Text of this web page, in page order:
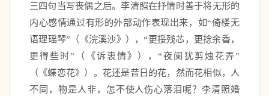
三四句当写丧偶之后。李清照在抒情时善于将无形的
内心感情通过有形的外部动作表现出来，如“倚楼无
语理瑶琴”（《浣溪沙》），“更挼残芯，更捻余香，
更得些时”（《诉衷情》），“夜阑犹剪烛花弄”
（《蝶恋花》）。花还是昔日的花，然而花相似，人
不同，物是人非，怎不使人伤心落泪呢？李清照婚